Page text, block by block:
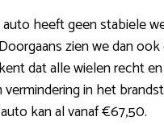
heeft geen stabiele
zien we dan
dat alle wielen recht
vermindering in het
kan al vanaf €67,50.